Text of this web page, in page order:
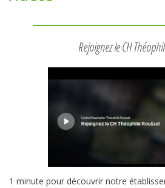
Rejoignez le CH
1 minute pour découvrir notre